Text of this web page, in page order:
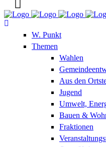
W. Punkt
Themen
Wahlen
Aus den
Jugend
Umwelt,
Bauen &
Fraktionen